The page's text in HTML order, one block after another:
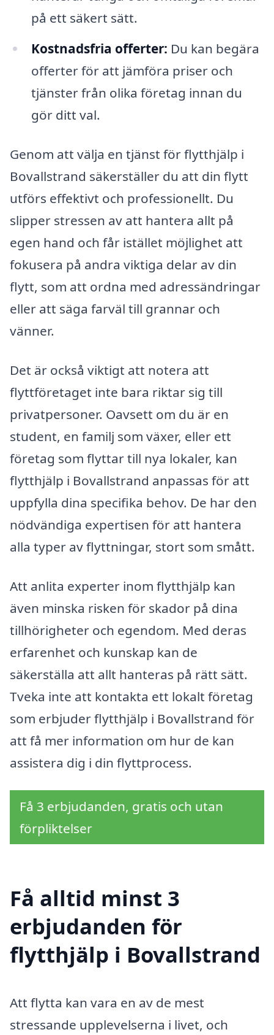
på ett säkert sätt.
Kostnadsfria offerter: Du kan begära
offerter för att jämföra priser och
tjänster från olika företag innan du
gör ditt val.
Genom att välja en tjänst för flytthjälp i
Bovallstrand säkerställer du att din flytt
utförs effektivt och professionellt. Du
slipper stressen av att hantera allt på
egen hand och får istället möjlighet att
fokusera på andra viktiga delar av din
flytt, som att ordna med adressändringar
eller att säga farväl till grannar och
vänner.
Det är också viktigt att notera att
flyttföretaget inte bara riktar sig till
privatpersoner. Oavsett om du är en
student, en familj som växer, eller ett
företag som flyttar till nya lokaler, kan
flytthjälp i Bovallstrand anpassas för att
uppfylla dina specifika behov. De har den
nödvändiga expertisen för att hantera
alla typer av flyttningar, stort som smått.
Att anlita experter inom flytthjälp kan
även minska risken för skador på dina
tillhörigheter och egendom. Med deras
erfarenhet och kunskap kan de
säkerställa att allt hanteras på rätt sätt.
Tveka inte att kontakta ett lokalt företag
som erbjuder flytthjälp i Bovallstrand för
att få mer information om hur de kan
assistera dig i din flyttprocess.
Få 3 erbjudanden, gratis och utan
förpliktelser
Få alltid minst 3
erbjudanden för
flytthjälp i Bovallstrand
Att flytta kan vara en av de mest
stressande upplevelserna i livet, och